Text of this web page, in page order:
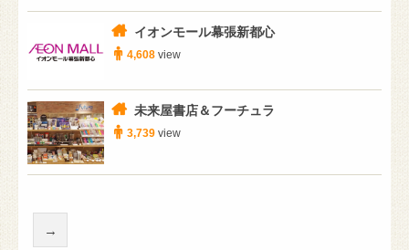
イオンモール幕張新都心
4,608 view
未来屋書店＆フーチュラ
3,739 view
→